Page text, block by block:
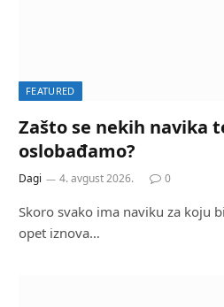
FEATURED
Zašto se nekih navika
oslobađamo?
Dagi 4. avgust 2026. 0
Skoro svako ima naviku za koju
opet iznova…